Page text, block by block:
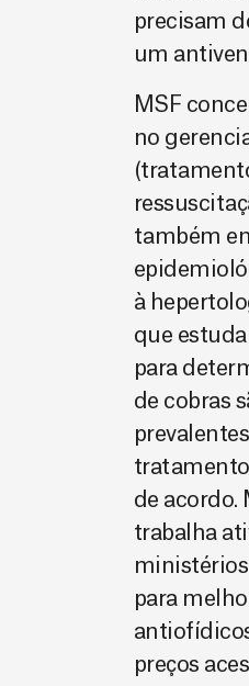
precisam
um
MSF
no
também
à
que
para
de cobras
de acordo.
trabalha
ministérios
para
preços